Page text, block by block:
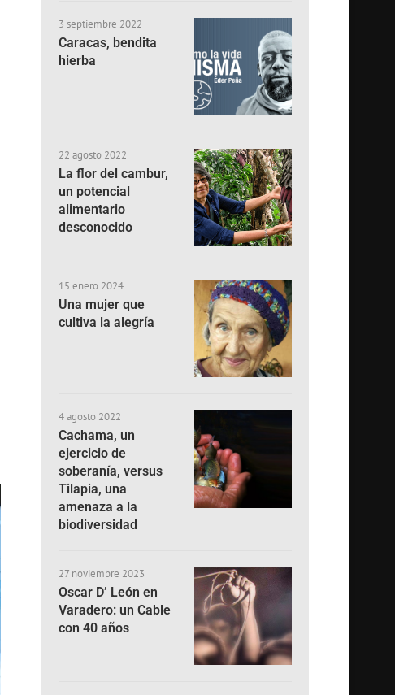
3 septiembre 2022
Caracas, bendita
hierba
22 agosto 2022
La flor del cambur,
un potencial
alimentario
desconocido
15 enero 2024
Una mujer que
cultiva la alegría
4 agosto 2022
Cachama, un
ejercicio de
soberanía, versus
Tilapia, una
amenaza a la
biodiversidad
27 noviembre 2023
Oscar D’ León en
Varadero: un Cable
con 40 años